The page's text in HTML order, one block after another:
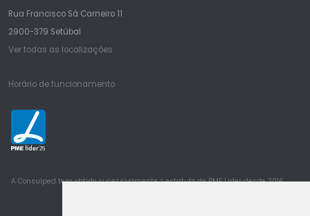
Rua Francisco Sá Carneiro 11
2900-379 Setúbal
Ver todas as localizações
Horário de funcionamento
25
A Consulped tem obtido sucessivamente o estatuto de PME Lider desde 2016